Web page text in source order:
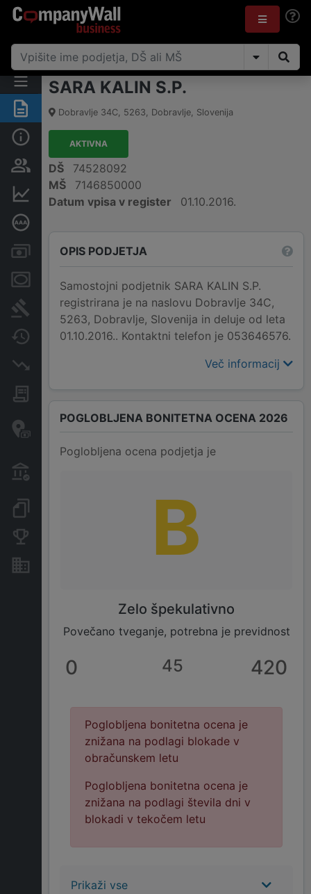
Povzetek
Odgovorne osebe in lastništvo
Računi in blokade
Zastavne pravice
Sodni postopki
Spremembe
Javna naročila
Davčne oaze in sumljive
transakcije
SARA KALIN S.P.
Dobravlje 34C, 5263, Dobravlje, Slovenija
AKTIVNA
DŠ
74528092
MŠ
7146850000
Datum vpisa v register
01.10.2016.
OPIS PODJETJA
Samostojni podjetnik SARA KALIN S.P.
registrirana je na naslovu Dobravlje 34C,
5263, Dobravlje, Slovenija in deluje od leta
01.10.2016.. Kontaktni telefon je 053646576.
Več informacij
POGLOBLJENA BONITETNA OCENA 2026
Poglobljena ocena podjetja je
B
Zelo špekulativno
Povečano tveganje, potrebna je previdnost
0 45 420
Poglobljena bonitetna ocena je
znižana na podlagi blokade v
obračunskem letu
Poglobljena bonitetna ocena je
znižana na podlagi števila dni v
blokadi v tekočem letu
Prikaži vse